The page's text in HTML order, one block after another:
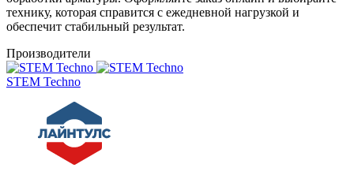
технику, которая справится с ежедневной нагрузкой и
обеспечит стабильный результат.
Производители
STEM Techno